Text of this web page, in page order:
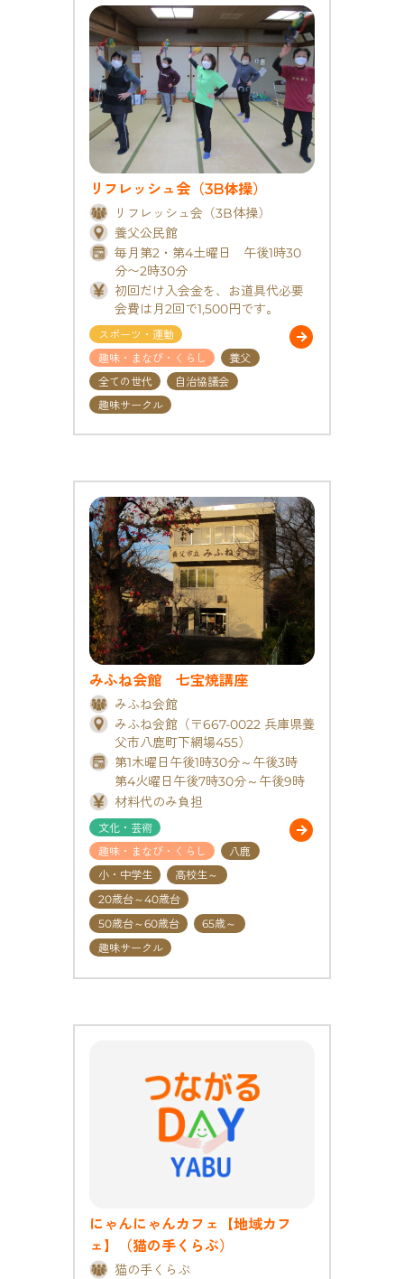
リフレッシュ会（3B体操）
リフレッシュ会（3B体操）
養父公民館
毎月第2・第4土曜日 午後1時30
分〜2時30分
初回だけ入会金を、お道具代必要
会費は月2回で1,500円です。
スポーツ・運動
趣味・まなび・くらし
養父
全ての世代
自治協議会
趣味サークル
みふね会館 七宝焼講座
みふね会館
みふね会館（〒667-0022 兵庫県養
父市八鹿町下網場455）
第1木曜日午後1時30分～午後3時
第4火曜日午後7時30分～午後9時
材料代のみ負担
文化・芸術
趣味・まなび・くらし
八鹿
小・中学生
高校生～
20歳台～40歳台
50歳台～60歳台
65歳～
趣味サークル
にゃんにゃんカフェ【地域カフ
ェ】（猫の手くらぶ）
猫の手くらぶ